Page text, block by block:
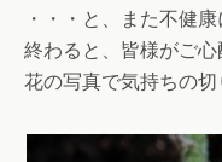
・・・と、また不健
終わると、皆様がご
花の写真で気持ちの切